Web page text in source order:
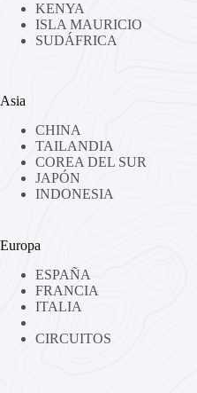
KENYA
ISLA MAURICIO
SUDÁFRICA
Asia
CHINA
TAILANDIA
COREA DEL SUR
JAPÓN
INDONESIA
Europa
ESPAÑA
FRANCIA
ITALIA
CIRCUITOS